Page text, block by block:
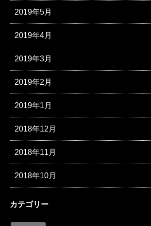
2019年5月
2019年4月
2019年3月
2019年2月
2019年1月
2018年12月
2018年11月
2018年10月
カテゴリー